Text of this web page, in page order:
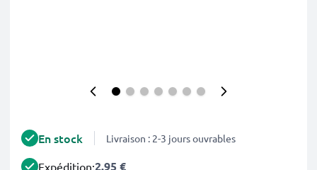
En stock Livraison : 2-3 jours ouvrables
Expédition:2.95 €